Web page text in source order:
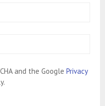
and the Google Privacy